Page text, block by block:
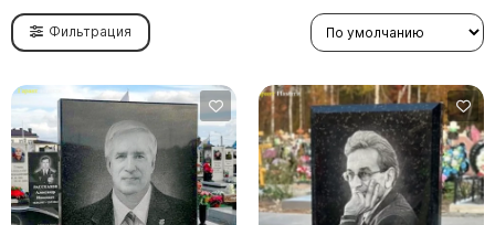
Фильтрация